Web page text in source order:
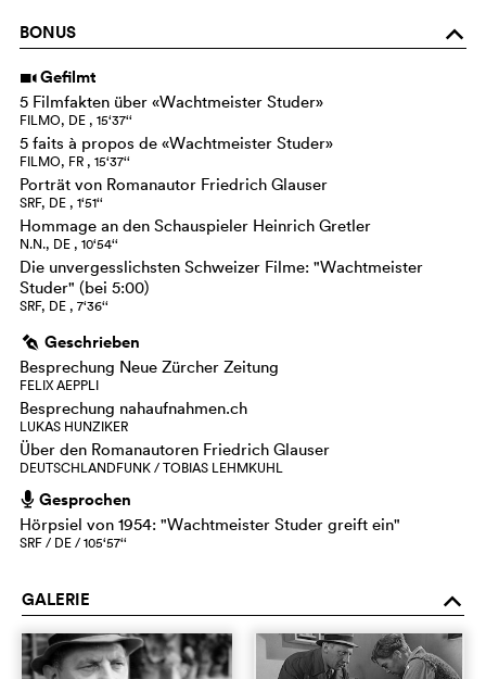
BONUS o
i Gefilmt
5 Filmfakten über «Wachtmeister Studer»
FILMO, DE , 15‘37‘‘
5 faits à propos de «Wachtmeister Studer»
FILMO, FR , 15‘37‘‘
Porträt von Romanautor Friedrich Glauser
SRF, DE , 1‘51‘‘
Hommage an den Schauspieler Heinrich Gretler
N.N., DE , 10‘54‘‘
Die unvergesslichsten Schweizer Filme: "Wachtmeister
Studer" (bei 5:00)
SRF, DE , 7‘36‘‘
g Geschrieben
Besprechung Neue Zürcher Zeitung
FELIX AEPPLI
Besprechung nahaufnahmen.ch
LUKAS HUNZIKER
Über den Romanautoren Friedrich Glauser
DEUTSCHLANDFUNK / TOBIAS LEHMKUHL
h Gesprochen
Hörpsiel von 1954: "Wachtmeister Studer greift ein"
SRF / DE / 105‘57‘‘
GALERIE o